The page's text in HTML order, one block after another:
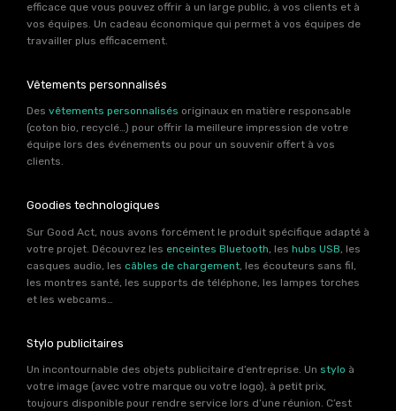
efficace que vous pouvez offrir à un large public, à vos clients et à
vos équipes. Un cadeau économique qui permet à vos équipes de
travailler plus efficacement.
Vêtements personnalisés
Des vêtements personnalisés originaux en matière responsable
(coton bio, recyclé…) pour offrir la meilleure impression de votre
équipe lors des événements ou pour un souvenir offert à vos
clients.
Goodies technologiques
Sur Good Act, nous avons forcément le produit spécifique adapté à
votre projet. Découvrez les enceintes Bluetooth, les hubs USB, les
casques audio, les câbles de chargement, les écouteurs sans fil,
les montres santé, les supports de téléphone, les lampes torches
et les webcams…
Stylo publicitaires
Un incontournable des objets publicitaire d’entreprise. Un stylo à
votre image (avec votre marque ou votre logo), à petit prix,
toujours disponible pour rendre service lors d’une réunion. C’est